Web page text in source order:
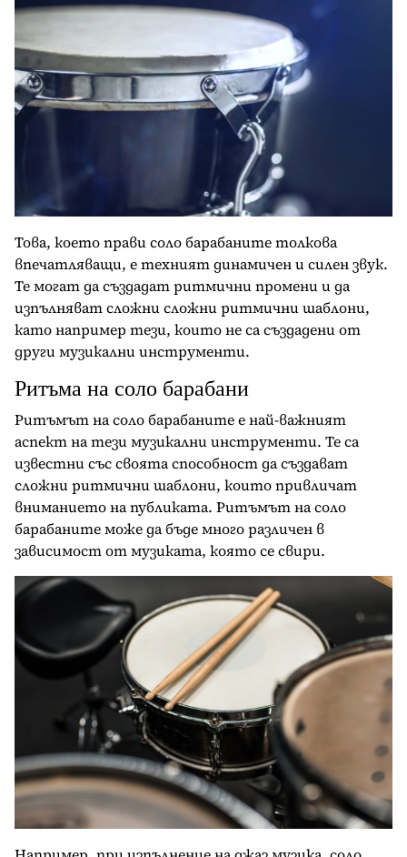
Това, което прави соло барабаните толкова
впечатляващи, е техният динамичен и силен звук.
Те могат да създадат ритмични промени и да
изпълняват сложни сложни ритмични шаблони,
като например тези, които не са създадени от
други музикални инструменти.
Ритъма на соло барабани
Ритъмът на соло барабаните е най-важният
аспект на тези музикални инструменти. Те са
известни със своята способност да създават
сложни ритмични шаблони, които привличат
вниманието на публиката. Ритъмът на соло
барабаните може да бъде много различен в
зависимост от музиката, която се свири.